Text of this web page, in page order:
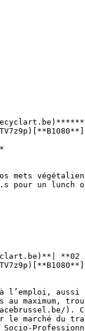
un lunch
au
le marché du